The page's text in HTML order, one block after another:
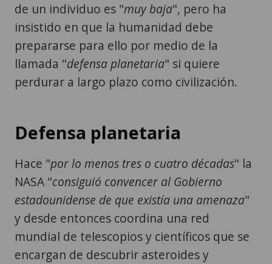
prepararse para ello por medio de la
llamada "defensa planetaria" si quiere
perdurar a largo plazo como civilización.
Defensa planetaria
Hace "por lo menos tres o cuatro décadas
consiguió convencer al Gobierno
estadounidense de que existía una amenaza"
y desde entonces coordina una red
mundial de telescopios y científicos que se
encargan de descubrir asteroides y
determinar si su trayectoria es peligrosa
para el planeta en base a un modelo de